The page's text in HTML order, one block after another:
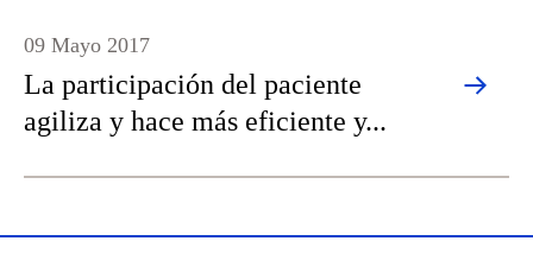
La participación del paciente
agiliza y hace más eficiente y...
09 Mayo 2017